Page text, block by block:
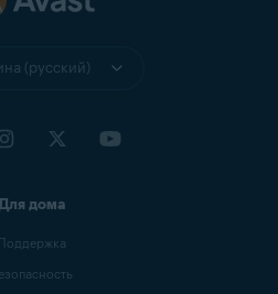
(русский)
дома